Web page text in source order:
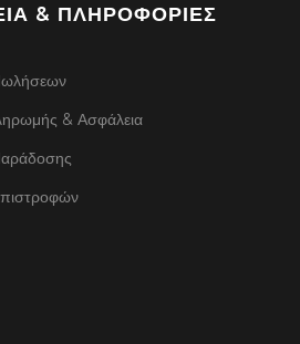
& ΠΛΗΡΟΦΟΡΊΕΣ
& Ασφάλεια